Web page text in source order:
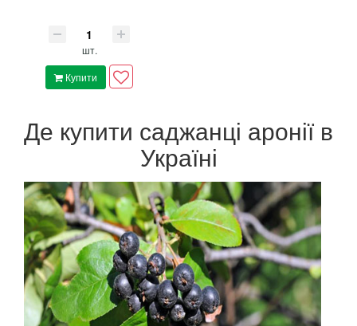
шт.
Купити
Де купити саджанці аронії в
Україні